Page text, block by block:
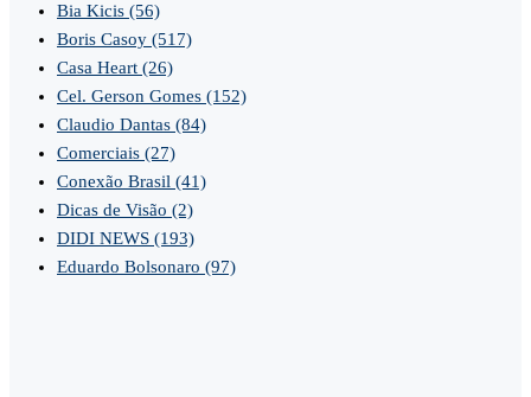
Bia Kicis (56)
Boris Casoy (517)
Casa Heart (26)
Cel. Gerson Gomes (152)
Claudio Dantas (84)
Comerciais (27)
Conexão Brasil (41)
Dicas de Visão (2)
DIDI NEWS (193)
Eduardo Bolsonaro (97)